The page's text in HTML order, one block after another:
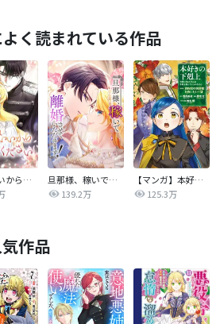
く読まれている作品
後悔はいいから殺してください
旦那様、稼いで離婚させていただきます！
139.2万
【マンガ】本好きの下剋上 第四部
125.3万
作品